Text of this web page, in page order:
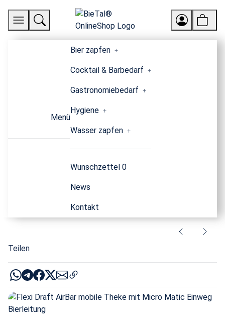
Menü
Bier zapfen
Cocktail & Barbedarf
Gastronomiebedarf
Hygiene
Wasser zapfen
Wunschzettel 0
News
Kontakt
Teilen